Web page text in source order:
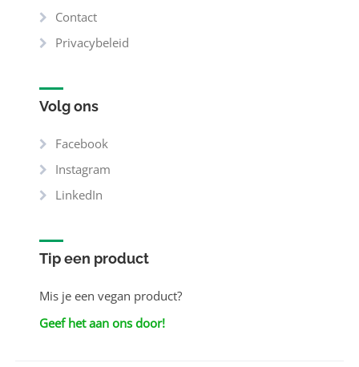
Contact
Privacybeleid
Volg ons
Facebook
Instagram
LinkedIn
Tip een product
Mis je een vegan product?
Geef het aan ons door!